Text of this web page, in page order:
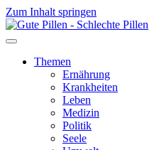
Zum Inhalt springen
Themen
Ernährung
Krankheiten
Leben
Medizin
Politik
Seele